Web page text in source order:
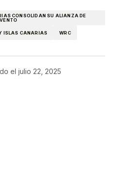
CONSOLIDAN SU ALIANZA DE
ISLAS CANARIAS WRC
el julio 22, 2025